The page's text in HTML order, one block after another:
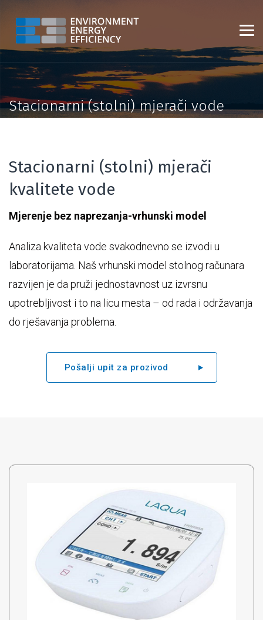
Stacionarni (stolni) mjerači vode
Stacionarni (stolni) mjerači
kvalitete vode
Mjerenje bez naprezanja-vrhunski model
Analiza kvaliteta vode svakodnevno se izvodi u
laboratorijama. Naš vrhunski model stolnog računara
razvijen je da pruži jednostavnost uz izvrsnu
upotrebljivost i to na licu mesta – od rada i održavanja
do rješavanja problema.
Pošalji upit za prozivod